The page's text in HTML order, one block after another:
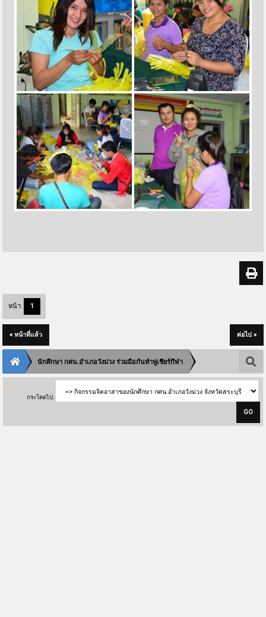
หน้า: 1
« หน้าที่แล้ว ต่อไป »
นักศึกษา กศน.อำเภอวังม่วง ร่วมมือกันทำพู่เชียร์กีฬา
กระโดดไป: